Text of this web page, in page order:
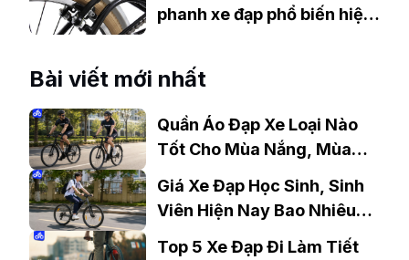
phanh xe đạp phổ biến hiện
Bài viết mới nhất
Quần Áo Đạp Xe Loại Nào
Tốt Cho Mùa Nắng, Mùa
Giá Xe Đạp Học Sinh, Sinh
Viên Hiện Nay Bao Nhiêu?
Top 5 Xe Đạp Đi Làm Tiết